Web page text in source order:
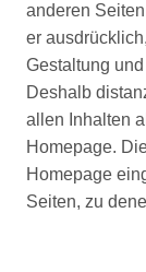
anderen
er
Gestaltung
Deshalb
allen Inhalten
Homepage.
Homepage
Seiten, zu